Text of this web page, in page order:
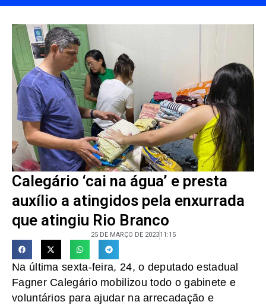
Calegário ‘cai na água’ e presta
auxílio a atingidos pela enxurrada
que atingiu Rio Branco
25 DE MARÇO DE 202311:15
Na última sexta-feira, 24, o deputado estadual
Fagner Calegário mobilizou todo o gabinete e
voluntários para ajudar na arrecadação e